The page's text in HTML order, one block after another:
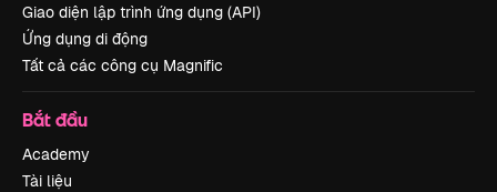
Giao diện lập trình ứng dụng (API)
Ứng dụng di động
Tất cả các công cụ Magnific
Bắt đầu
Academy
Tài liệu